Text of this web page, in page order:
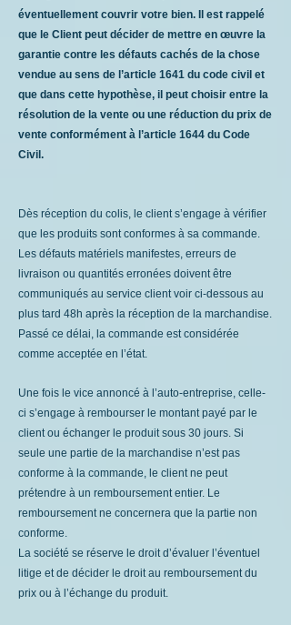
éventuellement couvrir votre bien. Il est rappelé
que le Client peut décider de mettre en œuvre la
garantie contre les défauts cachés de la chose
vendue au sens de l’article 1641 du code civil et
que dans cette hypothèse, il peut choisir entre la
résolution de la vente ou une réduction du prix de
vente conformément à l’article 1644 du Code
Civil.
Dès réception du colis, le client s’engage à vérifier
que les produits sont conformes à sa commande.
Les défauts matériels manifestes, erreurs de
livraison ou quantités erronées doivent être
communiqués au service client voir ci-dessous au
plus tard 48h après la réception de la marchandise.
Passé ce délai, la commande est considérée
comme acceptée en l’état.
Une fois le vice annoncé à l’auto-entreprise, celle-
ci s’engage à rembourser le montant payé par le
client ou échanger le produit sous 30 jours. Si
seule une partie de la marchandise n’est pas
conforme à la commande, le client ne peut
prétendre à un remboursement entier. Le
remboursement ne concernera que la partie non
conforme.
La société se réserve le droit d’évaluer l’éventuel
litige et de décider le droit au remboursement du
prix ou à l’échange du produit.